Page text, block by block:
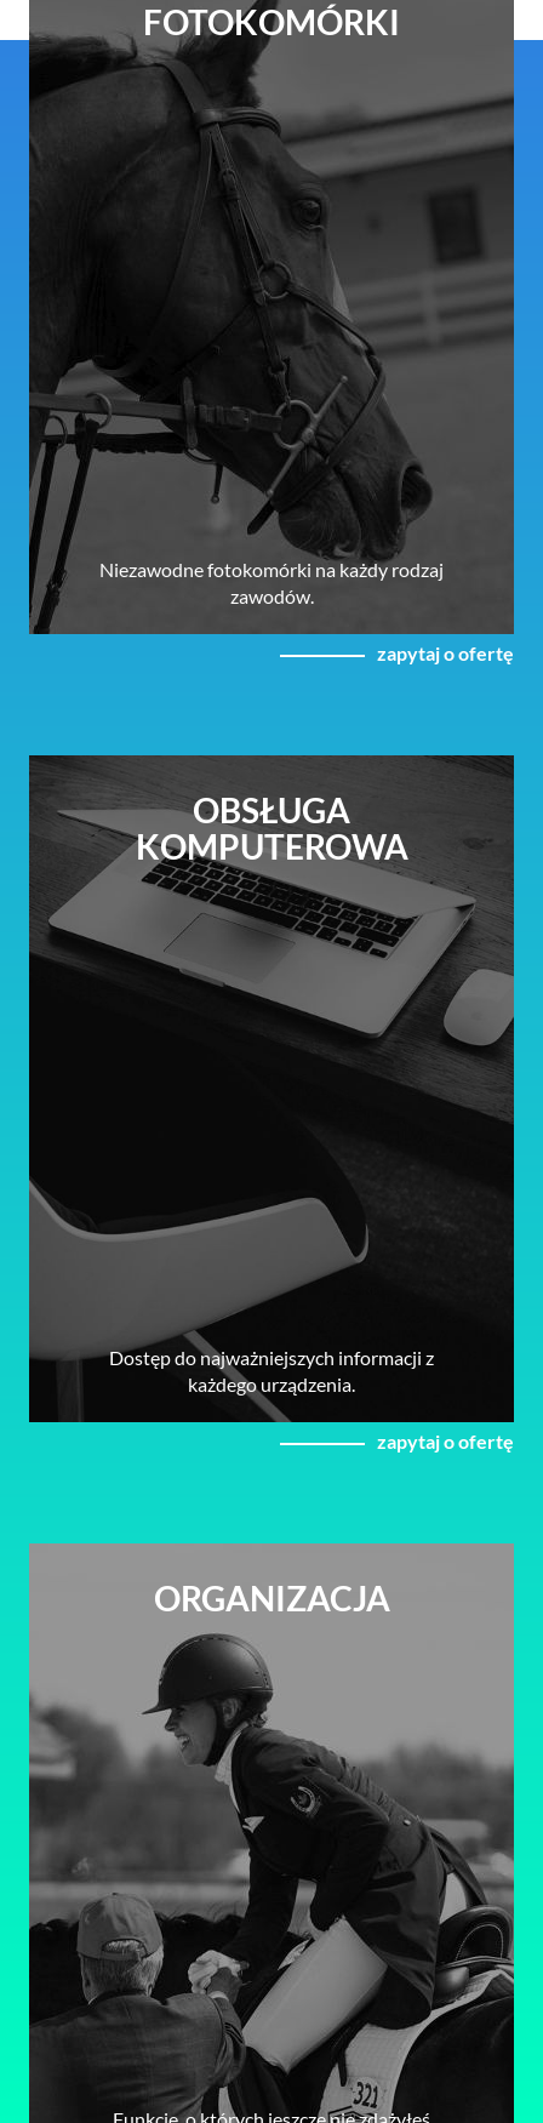
FOTOKOMÓRKI
Niezawodne fotokomórki na każdy rodzaj
zawodów.
zapytaj o ofertę
OBSŁUGA
KOMPUTEROWA
Dostęp do najważniejszych informacji z
każdego urządzenia.
zapytaj o ofertę
ORGANIZACJA